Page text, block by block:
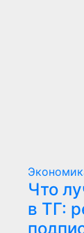
Что
в ТГ: